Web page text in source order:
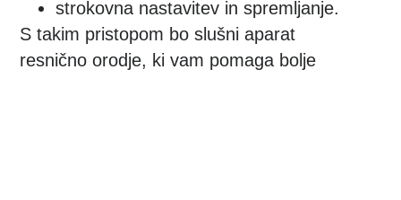
strokovna nastavitev in spremljanje.
S takim pristopom bo slušni aparat
resnično orodje, ki vam pomaga bolje